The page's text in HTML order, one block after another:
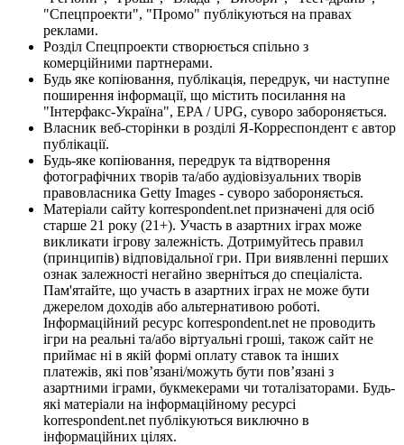
"Спецпроекти", "Промо" публікуються на правах
реклами.
Розділ Спецпроекти створюється спільно з
комерційними партнерами.
Будь яке копіювання, публікація, передрук, чи наступне
поширення інформації, що містить посилання на
"Інтерфакс-Україна", EPA / UPG, суворо забороняється.
Власник веб-сторінки в розділі Я-Корреспондент є автор
публікації.
Будь-яке копіювання, передрук та відтворення
фотографічних творів та/або аудіовізуальних творів
правовласника Getty Images - суворо забороняється.
Матеріали сайту korrespondent.net призначені для осіб
старше 21 року (21+). Участь в азартних іграх може
викликати ігрову залежність. Дотримуйтесь правил
(принципів) відповідальної гри. При виявленні перших
ознак залежності негайно зверніться до спеціаліста.
Пам'ятайте, що участь в азартних іграх не може бути
джерелом доходів або альтернативою роботі.
Інформаційний ресурс korrespondent.net не проводить
ігри на реальні та/або віртуальні гроші, також сайт не
приймає ні в якій формі оплату ставок та інших
платежів, які пов’язані/можуть бути пов’язані з
азартними іграми, букмекерами чи тоталізаторами. Будь-
які матеріали на інформаційному ресурсі
korrespondent.net публікуються виключно в
інформаційних цілях.